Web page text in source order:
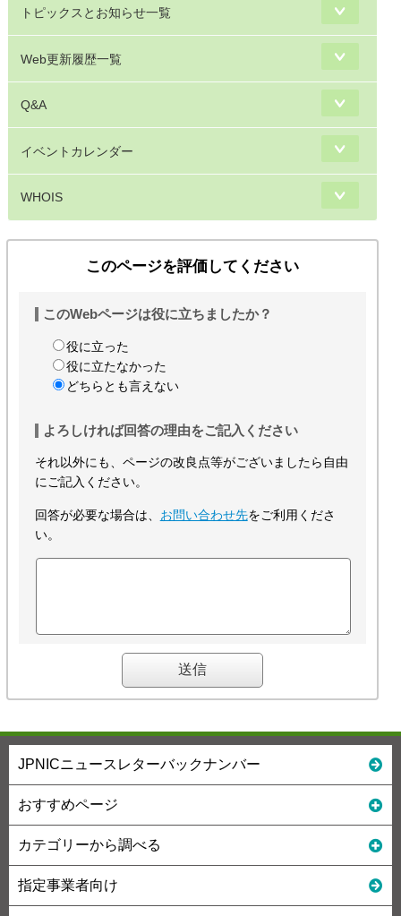
トピックスとお知らせ一覧
Web更新履歴一覧
Q&A
イベントカレンダー
WHOIS
このページを評価してください
このWebページは役に立ちましたか？
役に立った
役に立たなかった
どちらとも言えない
よろしければ回答の理由をご記入ください
それ以外にも、ページの改良点等がございましたら自由
にご記入ください。
回答が必要な場合は、 お問い合わせ先をご利用くださ
い。
JPNICニュースレターバックナンバー
おすすめページ
カテゴリーから調べる
指定事業者向け